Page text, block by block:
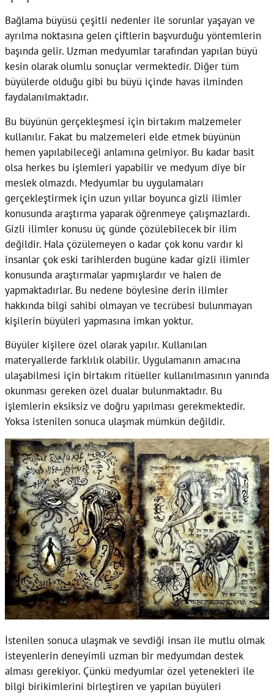
Bağlama büyüsü çeşitli nedenler ile sorunlar yaşayan ve
ayrılma noktasına gelen çiftlerin başvurduğu yöntemlerin
başında gelir. Uzman medyumlar tarafından yapılan büyü
kesin olarak olumlu sonuçlar vermektedir. Diğer tüm
büyülerde olduğu gibi bu büyü içinde havas ilminden
faydalanılmaktadır.
Bu büyünün gerçekleşmesi için birtakım malzemeler
kullanılır. Fakat bu malzemeleri elde etmek büyünün
hemen yapılabileceği anlamına gelmiyor. Bu kadar basit
olsa herkes bu işlemleri yapabilir ve medyum diye bir
meslek olmazdı. Medyumlar bu uygulamaları
gerçekleştirmek için uzun yıllar boyunca gizli ilimler
konusunda araştırma yaparak öğrenmeye çalışmazlardı.
Gizli ilimler konusu üç günde çözülebilecek bir ilim
değildir. Hala çözülemeyen o kadar çok konu vardır ki
insanlar çok eski tarihlerden bugüne kadar gizli ilimler
konusunda araştırmalar yapmışlardır ve halen de
yapmaktadırlar. Bu nedene böylesine derin ilimler
hakkında bilgi sahibi olmayan ve tecrübesi bulunmayan
kişilerin büyüleri yapmasına imkan yoktur.
Büyüler kişilere özel olarak yapılır. Kullanılan
materyallerde farklılık olabilir. Uygulamanın amacına
ulaşabilmesi için birtakım ritüeller kullanılmasının yanında
okunması gereken özel dualar bulunmaktadır. Bu
işlemlerin eksiksiz ve doğru yapılması gerekmektedir.
Yoksa istenilen sonuca ulaşmak mümkün değildir.
İstenilen sonuca ulaşmak ve sevdiği insan ile mutlu olmak
isteyenlerin deneyimli uzman bir medyumdan destek
alması gerekiyor. Çünkü medyumlar özel yetenekleri ile
bilgi birikimlerini birleştiren ve yapılan büyüleri